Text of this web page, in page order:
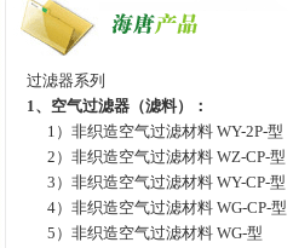
过滤器系列
1、 空气过滤器（滤料）：
1） 非织造空气过滤材料 WY-2P-型
2） 非织造空气过滤材料 WZ-CP-型
3） 非织造空气过滤材料 WY-CP-型
4） 非织造空气过滤材料 WG-CP-型
5） 非织造空气过滤材料 WG-型